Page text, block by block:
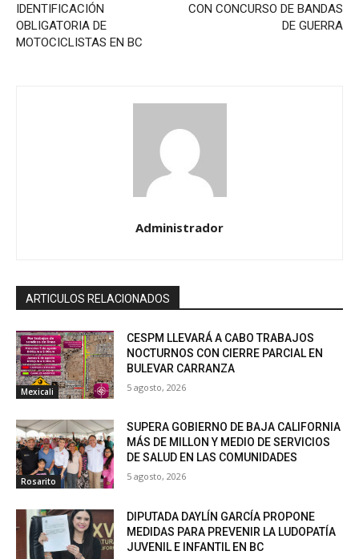
IDENTIFICACIÓN
OBLIGATORIA DE
MOTOCICLISTAS EN BC
CON CONCURSO DE BANDAS
DE GUERRA
Administrador
ARTICULOS RELACIONADOS
Mexicali
CESPM LLEVARÁ A CABO TRABAJOS
NOCTURNOS CON CIERRE PARCIAL EN
BULEVAR CARRANZA
5 agosto, 2026
Rosarito
SUPERA GOBIERNO DE BAJA CALIFORNIA
MÁS DE MILLON Y MEDIO DE SERVICIOS
DE SALUD EN LAS COMUNIDADES
5 agosto, 2026
DIPUTADA DAYLÍN GARCÍA PROPONE
MEDIDAS PARA PREVENIR LA LUDOPATÍA
JUVENIL E INFANTIL EN BC